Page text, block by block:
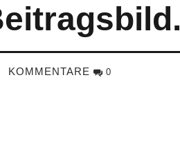
KOMMENTARE 0